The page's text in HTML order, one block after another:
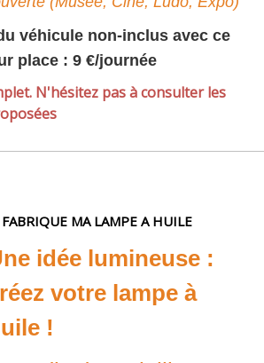
véhicule non-inclus avec ce
place : 9 €/journée
N'hésitez pas à consulter les
FABRIQUE MA LAMPE A HUILE
idée lumineuse :
votre lampe à
!